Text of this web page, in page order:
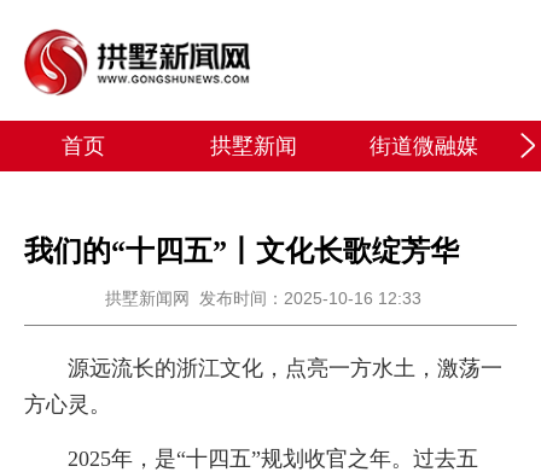
首页 拱墅新闻 街道微融媒
我们的“十四五”丨文化长歌绽芳华
拱墅新闻网 发布时间：2025-10-16 12:33
源远流长的浙江文化，点亮一方水土，激荡一
方心灵。
2025年，是“十四五”规划收官之年。过去五